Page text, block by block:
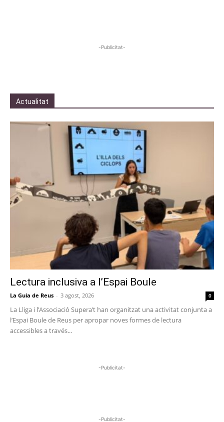
-Publicitat-
Actualitat
Lectura inclusiva a l’Espai Boule
La Guia de Reus - 3 agost, 2026 0
La Lliga i l’Associació Supera’t han organitzat una activitat conjunta a
l’Espai Boule de Reus per apropar noves formes de lectura
accessibles a través...
-Publicitat-
-Publicitat-